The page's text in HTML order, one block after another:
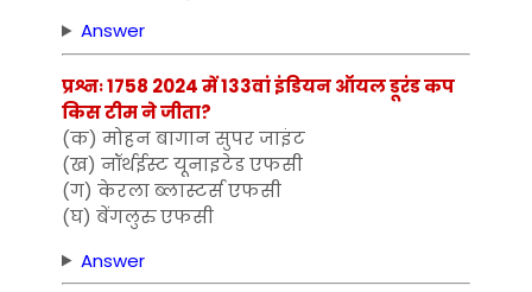
Answer
प्रश्नः 1758 2024 में 133वां इंडियन ऑयल डूरंड कप
किस टीम ने जीता?
(क) मोहन बागान सुपर जाइंट
(ख) नॉर्थईस्ट यूनाइटेड एफसी
(ग) केरला ब्लास्टर्स एफसी
(घ) बेंगलुरु एफसी
Answer